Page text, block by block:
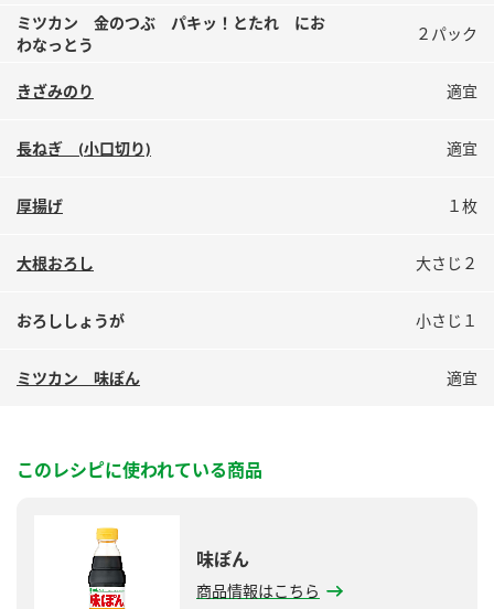
納豆の豆知識
鍋奉行マニュアル
ミツカンのCM
検索
業務用サイト 製造所固有記号一覧
ミツカン 金のつぶ パキッ！とたれ にお
わなっとう
２パック
きざみのり 適宜
長ねぎ (小口切り) 適宜
厚揚げ １枚
大根おろし 大さじ２
おろししょうが 小さじ１
ミツカン 味ぽん 適宜
このレシピに使われている商品
味ぽん
商品情報はこちら